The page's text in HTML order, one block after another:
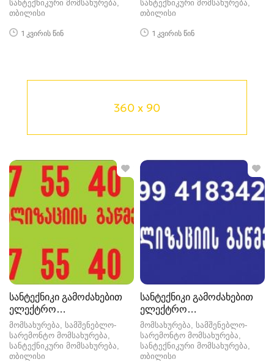
სანტექნიკური მომსახურება
თბილისი
1 კვირის წინ
სანტექნიკური მომსახურება
თბილისი
1 კვირის წინ
360 x 90
სანტექნიკი გამოძახებით
ელექტრო
ტროსით-557554000
მომსახურება, სამშენებლო-
სარემონტო მომსახურება,
სანტექნიკური მომსახურება
თბილისი
სანტექნიკი გამოძახებით
ელექტრო
ტროსით-599418342
მომსახურება, სამშენებლო-
სარემონტო მომსახურება,
სანტექნიკური მომსახურება
თბილისი